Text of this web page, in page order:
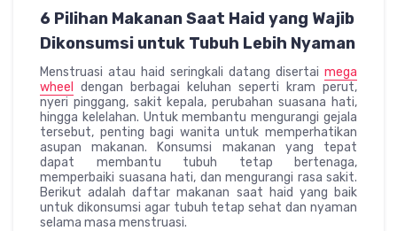
6 Pilihan Makanan Saat Haid yang Wajib
Dikonsumsi untuk Tubuh Lebih Nyaman
Menstruasi atau haid seringkali datang disertai mega
wheel
dengan berbagai keluhan seperti kram perut,
nyeri pinggang, sakit kepala, perubahan suasana hati,
hingga kelelahan. Untuk membantu mengurangi gejala
tersebut, penting bagi wanita untuk memperhatikan
asupan makanan. Konsumsi makanan yang tepat
dapat membantu tubuh tetap bertenaga,
memperbaiki suasana hati, dan mengurangi rasa sakit.
Berikut adalah daftar makanan saat haid yang baik
untuk dikonsumsi agar tubuh tetap sehat dan nyaman
selama masa menstruasi.